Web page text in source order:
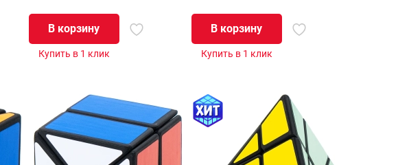
В корзину
Купить в 1 клик
В корзину
Купить в 1 клик